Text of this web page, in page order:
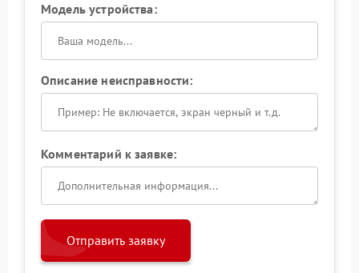
Модель устройства:
Описание неисправности:
Комментарий к заявке:
Отправить заявку